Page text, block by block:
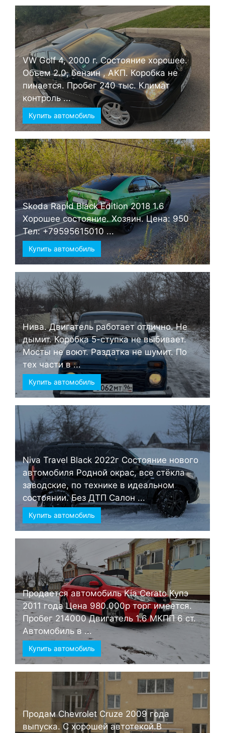
VW Golf 4, 2000 г. Состояние хорошее.
Объем 2.0, бензин , АКП. Коробка не
пинается. Пробег 240 тыс. Климат
контроль ...
Купить автомобиль
Skoda Rapid Black Edition 2018 1.6
Хорошее состояние. Хозяин. Цена: 950
Тел: +79595615010 ...
Купить автомобиль
Нива. Двигатель работает отлично. Не
дымит. Коробка 5-ступка не выбивает.
Мосты не воют. Раздатка не шумит. По
тех части в ...
Купить автомобиль
Niva Travel Black 2022г Состояние нового
автомобиля Родной окрас, все стёкла
заводские, по технике в идеальном
состоянии. Без ДТП Салон ...
Купить автомобиль
Продается автомобиль Kia Cerato Купэ
2011 года Цена 980.000р торг имеется.
Пробег 214000 Двигатель 1.6 МКПП 6 ст.
Автомобиль в ...
Купить автомобиль
Продам Chevrolet Cruze 2009 года
выпуска. С хорошей автотекой.В